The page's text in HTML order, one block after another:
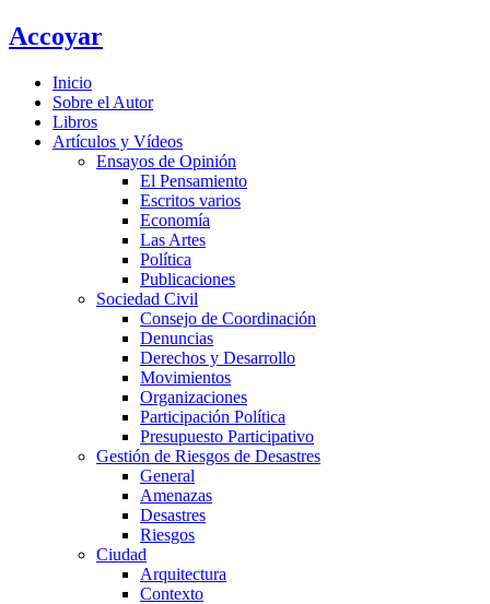
Ir
al
Accoyar
Inicio
Sobre el Autor
Libros
Artículos y Vídeos
Ensayos de Opinión
El Pensamiento
Escritos varios
Economía
Las Artes
Política
Publicaciones
Sociedad Civil
Consejo de Coordinación
Denuncias
Derechos y Desarrollo
Movimientos
Organizaciones
Participación Política
Presupuesto Participativo
Gestión de Riesgos de Desastres
General
Amenazas
Desastres
Riesgos
Ciudad
Arquitectura
Contexto